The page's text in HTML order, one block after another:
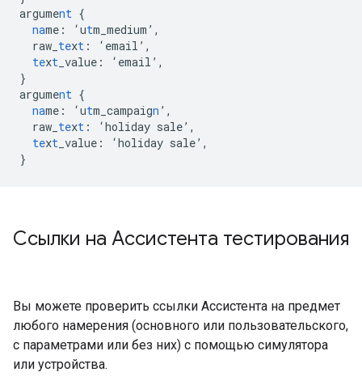
argument {
name : ‘utm_medium’ ,
raw_ text : ‘email’ ,
text _value : ‘email’ ,
}
argument {
name : ‘utm_campaign ’ ,
raw_ text : ‘holiday sale’ ,
text _value : ‘holiday sale’ ,
}
Ссылки на Ассистента тестирования
Вы можете проверить ссылки Ассистента на предмет
любого намерения (основного или пользовательского,
с параметрами или без них) с помощью симулятора
или устройства.